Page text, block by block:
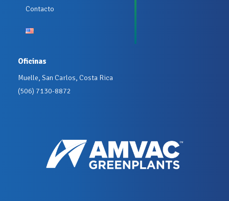
Contacto
Oficinas
Muelle, San Carlos, Costa Rica
(506) 7130-8872